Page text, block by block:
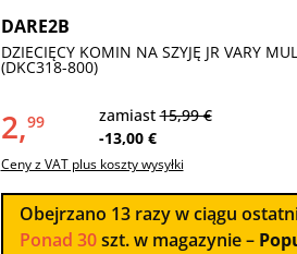
DARE2B
DZIECIĘCY KOMIN NA SZYJĘ JR VARY
(DKC318-800)
2,99 zamiast15,99 €
-13,00 €
Ceny z VAT plus koszty wysyłki
Obejrzano 13razy w ciągu
Ponad 30szt. w magazynie –